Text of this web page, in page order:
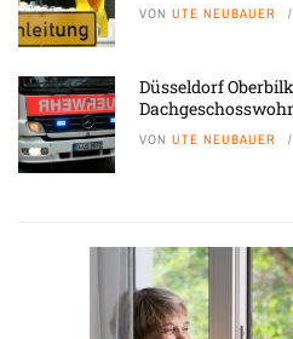
VON UTE NEUBAUER
Düsseldorf
VON UTE NEUBAUER